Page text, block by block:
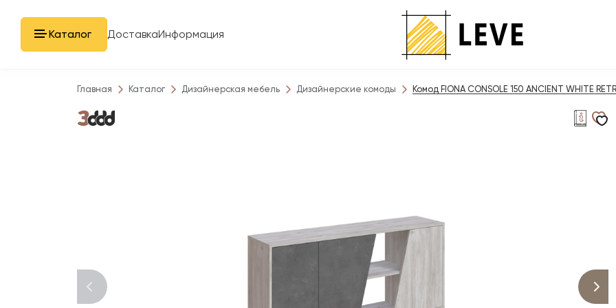
Каталог ДоставкаИнформация
Главная Каталог Дизайнерская мебель Дизайнерские комоды Комод FIONA CONSOLE 150 ANCIENT WHITE